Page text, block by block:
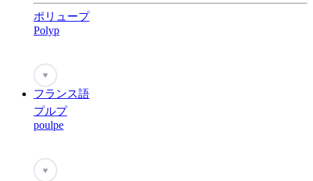
ポリュープ
Polyp
♥
フランス語
プルプ
poulpe
♥